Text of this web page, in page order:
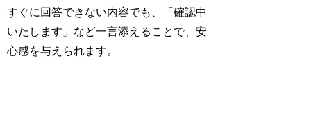
すぐに回答できない内容でも、「確認中
いたします」など一言添えることで、安
心感を与えられます。